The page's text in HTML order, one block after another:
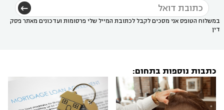
במשלוח הטופס אני מסכים לקבל לכתובת המייל שלי פרסומות ועדכונים מאתר פסק
דין
כתבות נוספות בתחום: